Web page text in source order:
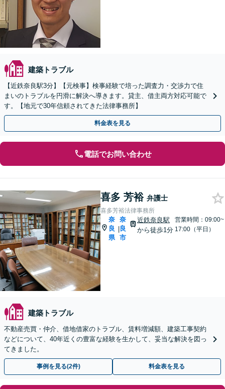
建築トラブル
【近鉄奈良駅3分】【元検事】検事経験で培った調査力・交渉力で住
まいのトラブルを円滑に解決へ導きます。貸主、借主両方対応可能で
す。【地元で30年信頼されてきた法律事務所】
料金表を見る
電話でお問い合わせ
喜多 芳裕 弁護士
喜多芳裕法律事務所
奈
良
県
|
奈
良
市
近鉄奈良駅
から徒歩1分
営業時間：09:00~
17:00（平日）
建築トラブル
不動産売買・仲介、借地借家のトラブル、賃料増減額、建築工事契約
などについて、40年近くの豊富な経験を生かして、妥当な解決を図っ
てきました。
事例を見る(2件) 料金表を見る